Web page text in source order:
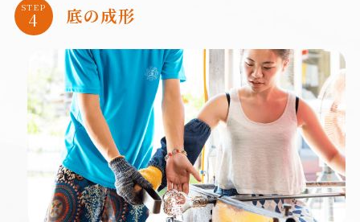
STEP 底の成形